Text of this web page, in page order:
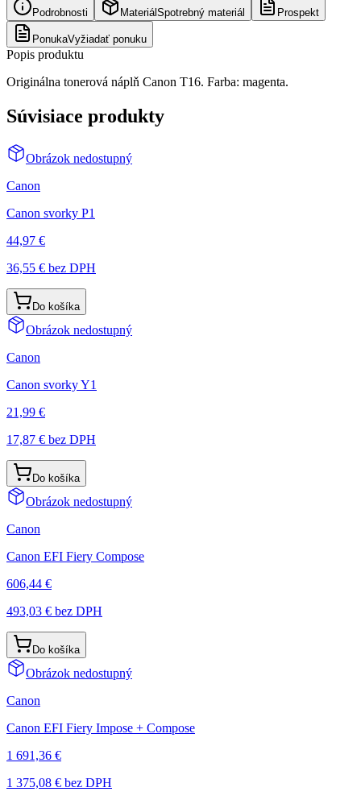
Podrobnosti Materiál Spotrebný materiál Prospekt
PonukaVyžiadať ponuku
Popis produktu
Originálna tonerová náplň Canon T16. Farba: magenta.
Súvisiace produkty
Obrázok nedostupný
Canon
Canon svorky P1
44,97 €
36,55 € bez DPH
Do košíka
Obrázok nedostupný
Canon
Canon svorky Y1
21,99 €
17,87 € bez DPH
Do košíka
Obrázok nedostupný
Canon
Canon EFI Fiery Compose
606,44 €
493,03 € bez DPH
Do košíka
Obrázok nedostupný
Canon
Canon EFI Fiery Impose + Compose
1 691,36 €
1 375,08 € bez DPH